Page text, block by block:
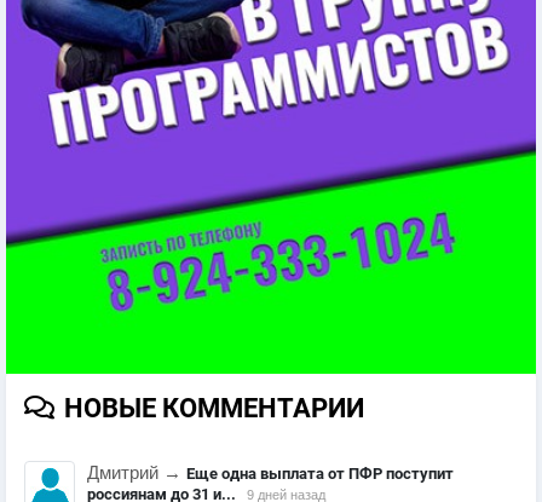
НОВЫЕ КОММЕНТАРИИ
Дмитрий → Еще одна выплата от ПФР поступит
россиянам до 31 и...
9 дней назад